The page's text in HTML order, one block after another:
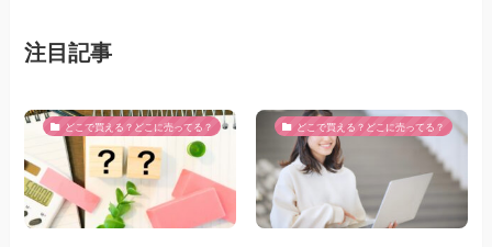
注目記事
どこで買える？どこに売ってる？ どこで買える？どこに売ってる？